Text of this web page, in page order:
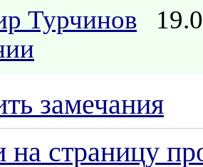
Турчинов
замечания
на страницу